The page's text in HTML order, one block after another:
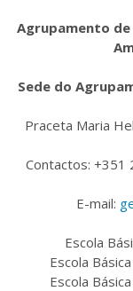
Agrupamento de
Sede do
Praceta Maria
Contactos: +351
E-mail:
Escola
Escola
Escola